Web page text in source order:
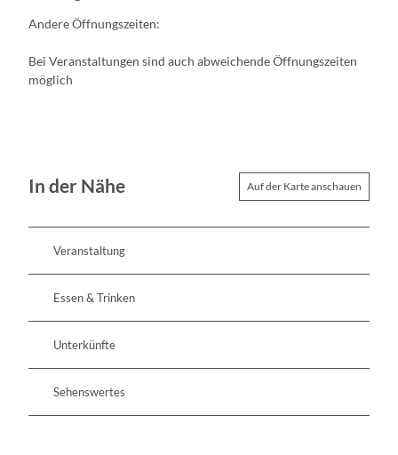
Andere Öffnungszeiten:
Bei Veranstaltungen sind auch abweichende Öffnungszeiten
möglich
In der Nähe Auf der Karte anschauen
Veranstaltung
Essen & Trinken
Unterkünfte
Sehenswertes